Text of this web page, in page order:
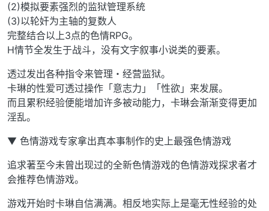
(2)模拟要素强烈的监狱管理系统
(3)以轮奸为主轴的复数人
完整结合以上3点的色情RPG。
H情节全发生于战斗，没有文字叙事小说类的要素。
透过发出各种指令来管理・经营监狱。
卡琳的性爱可透过操作「意志力」「性欲」来发展。
而且累积经验便能增加许多被动能力，卡琳会渐渐变得更加
淫乱。
▼ 色情游戏专家拿出真本事制作的史上最强色情游戏
追求著至今未曾出现过的全新色情游戏的色情游戏探求者才
会推荐色情游戏。
游戏开始时卡琳自信满满。相反地实际上是毫无性经验的处